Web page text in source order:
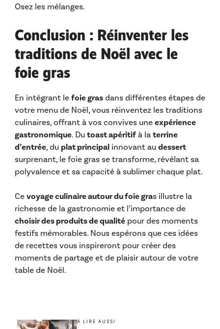
Osez les mélanges.
Conclusion : Réinventer les
traditions de Noël avec le
foie gras
En intégrant le foie gras dans différentes étapes de
votre menu de Noël, vous réinventez les traditions
culinaires, offrant à vos convives une expérience
gastronomique. Du toast apéritif à la terrine
d’entrée, du plat principal innovant au dessert
surprenant, le foie gras se transforme, révélant sa
polyvalence et sa capacité à sublimer chaque plat.
Ce voyage culinaire autour du foie gras illustre la
richesse de la gastronomie et l’importance de
choisir des produits de qualité pour des moments
festifs mémorables. Nous espérons que ces idées
de recettes vous inspireront pour créer des
moments de partage et de plaisir autour de votre
table de Noël.
À LIRE AUSSI